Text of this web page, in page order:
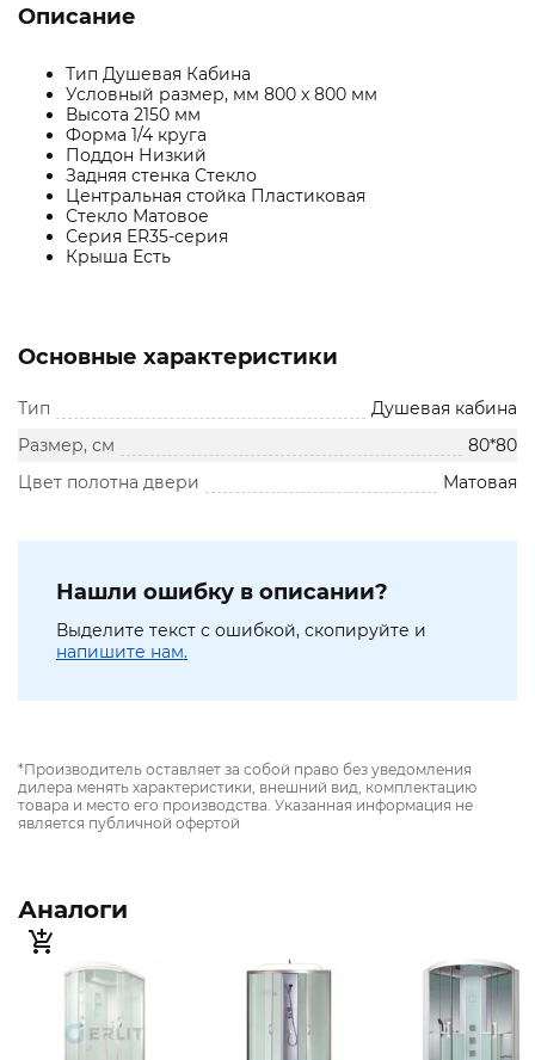
Описание
Тип Душевая Кабина
Условный размер, мм 800 x 800 мм
Высота 2150 мм
Форма 1/4 круга
Поддон Низкий
Задняя стенка Стекло
Центральная стойка Пластиковая
Стекло Матовое
Серия ER35-серия
Крыша Есть
Основные характеристики
Тип
Душевая кабина
Размер, см
80*80
Цвет полотна двери
Матовая
Нашли ошибку в описании?
Выделите текст с ошибкой, скопируйте и
напишите нам.
*Производитель оставляет за собой право без уведомления
дилера менять характеристики, внешний вид, комплектацию
товара и место его производства. Указанная информация не
является публичной офертой
Аналоги